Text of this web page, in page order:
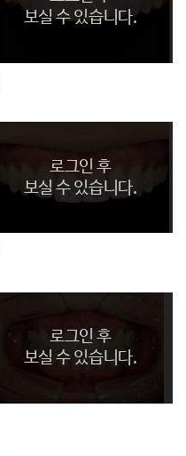
보실 수 있습니다.
로그인 후
보실 수 있습니다.
로그인 후
보실 수 있습니다.